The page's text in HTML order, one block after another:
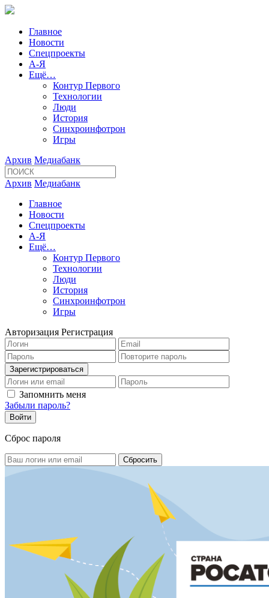
Главное
Новости
Спецпроекты
А-Я
Ещё…
Контур Первого
Технологии
Люди
История
Синхроинфотрон
Игры
Архив Медиабанк
Архив Медиабанк
Главное
Новости
Спецпроекты
А-Я
Ещё…
Контур Первого
Технологии
Люди
История
Синхроинфотрон
Игры
Авторизация Регистрация
Запомнить меня
Забыли пароль?
Сброс пароля